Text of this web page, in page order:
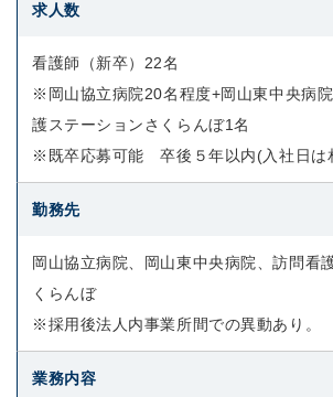
求人数
看護師（新卒）22名
※岡山協立病院20名程度+岡山東中央病
護ステーションさくらんぼ1名
※既卒応募可能 卒後５年以内(入社日は
勤務先
岡山協立病院、岡山東中央病院、訪問看
くらんぼ
※採用後法人内事業所間での異動あり。
業務内容